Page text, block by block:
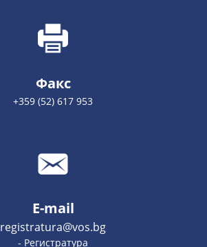
Факс
+359 (52) 617 953
E-mail
registratura@vos.bg
- Регистратура